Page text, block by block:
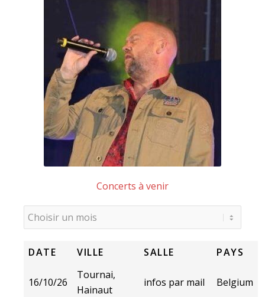
Concerts à venir
DATE VILLE SALLE PAYS
16/10/26
Tournai,
Hainaut
infos par mail Belgium